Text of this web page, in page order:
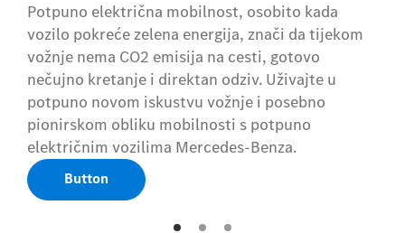
Potpuno električna mobilnost, osobito kada
vozilo pokreće zelena energija, znači da tijekom
vožnje nema CO2 emisija na cesti, gotovo
nečujno kretanje i direktan odziv. Uživajte u
potpuno novom iskustvu vožnje i posebno
pionirskom obliku mobilnosti s potpuno
električnim vozilima Mercedes-Benza.
Button